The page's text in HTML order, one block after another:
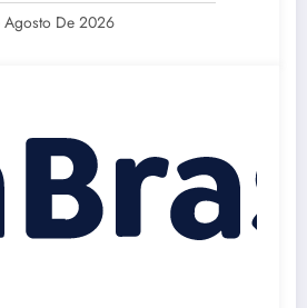
Agosto De 2026